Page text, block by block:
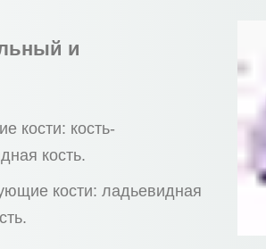
и
кости: кость-
кость.
кости: ладьевидная